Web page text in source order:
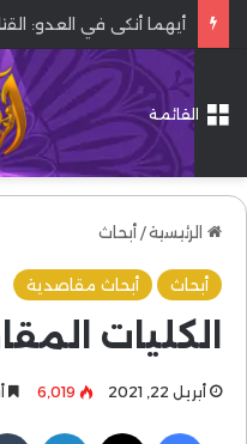
أيهما أنكى في العدو:
القائمة
الرئيسية/ أبحاث
أبحاث أبحاث مقاصدية
الكليات
أبريل 22, 2021 6٬019
فيسبوك